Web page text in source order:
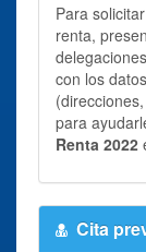
Para
renta,
con los
para
Renta 2022
Cita